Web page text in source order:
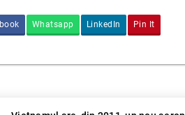
Whatsapp LinkedIn Pin It